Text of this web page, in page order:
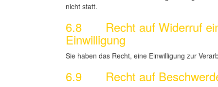
nicht statt.
6.8 Recht auf Widerruf
Einwilligung
Sie haben das Recht, eine Einwilligung zur
6.9 Recht auf